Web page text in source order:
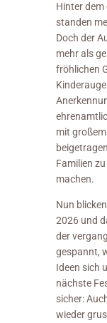
Hinter
standen
Doch der
mehr als
fröhlichen
mit
Familien
machen.
Nun
2026 und
der
gespannt,
Ideen sich
nächste
sicher:
wieder